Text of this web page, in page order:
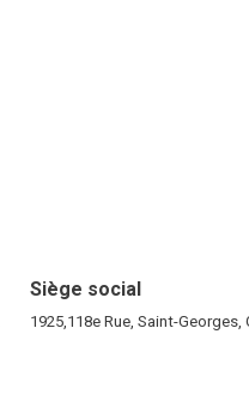
(ce lien ouvre dans une nouvelle
Siège social
1925,118e Rue, Saint-Georges,